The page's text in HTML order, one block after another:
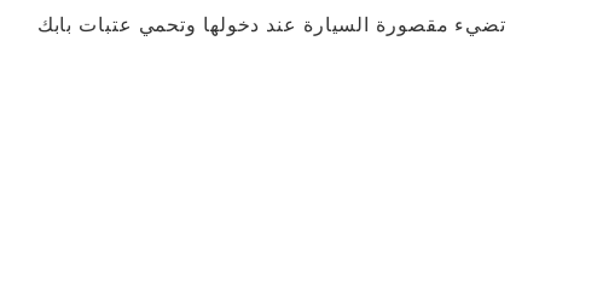
تضيء مقصورة السيارة عند دخولها وتحمي عتبات بابك